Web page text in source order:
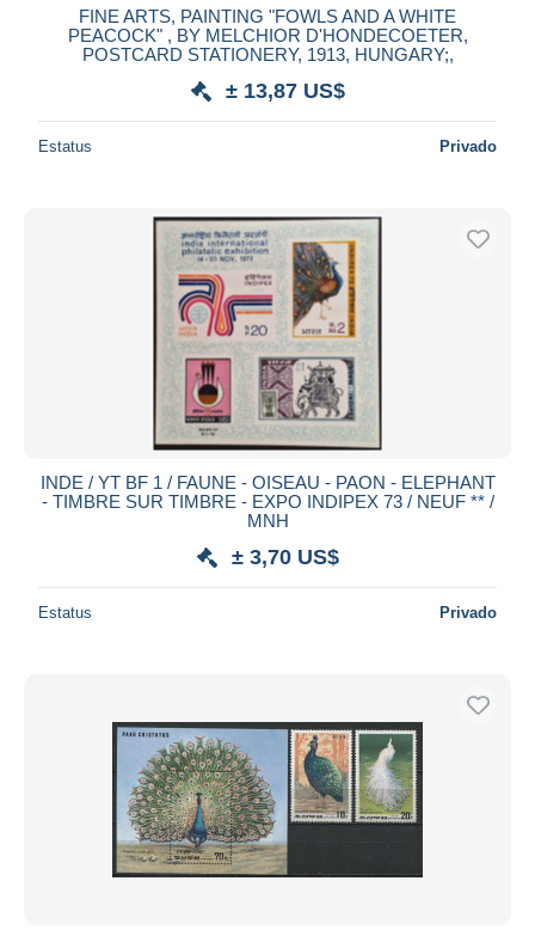
FINE ARTS, PAINTING "FOWLS AND A WHITE
PEACOCK" , BY MELCHIOR D'HONDECOETER,
POSTCARD STATIONERY, 1913, HUNGARY;,
± 13,87 US$
Estatus Privado
INDE / YT BF 1 / FAUNE - OISEAU - PAON - ELEPHANT
- TIMBRE SUR TIMBRE - EXPO INDIPEX 73 / NEUF ** /
MNH
± 3,70 US$
Estatus Privado